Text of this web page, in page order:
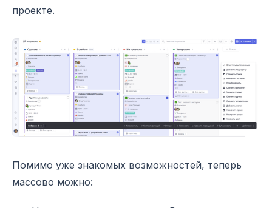
проекте.
Помимо уже знакомых возможностей, теперь
массово можно: